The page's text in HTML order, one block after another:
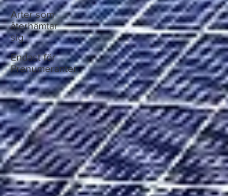
Arter som
återhämtar
sig
Endast för
Prenumeranter